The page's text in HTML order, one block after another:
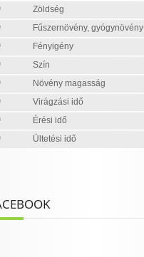
Zöldség
Fűszernövény, gyógynövény
Fényigény
Szín
Növény magasság
Virágzási idő
Érési idő
Ültetési idő